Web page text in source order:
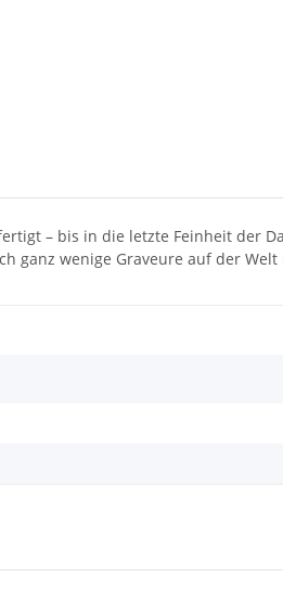
– bis in die letzte Feinheit der
ganz wenige Graveure auf der